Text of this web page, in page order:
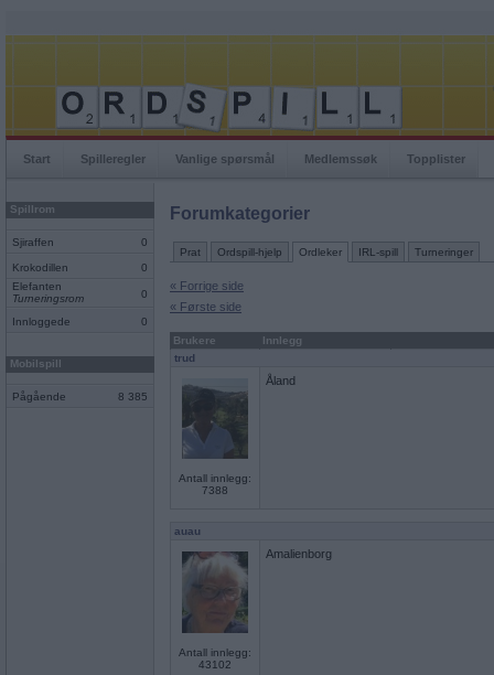
Start Spilleregler Vanlige spørsmål Medlemssøk Topplister
Spillrom
Sjiraffen 0
Krokodillen
0
Elefanten
Turneringsrom
0
Innloggede 0
Mobilspill
Pågående 8 385
Forumkategorier
Prat Ordspill-hjelp Ordleker IRL-spill Turneringer
« Forrige side
« Første side
Brukere
Innlegg
trud
Antall innlegg:
7388
Åland
auau
Antall innlegg:
43102
Amalienborg